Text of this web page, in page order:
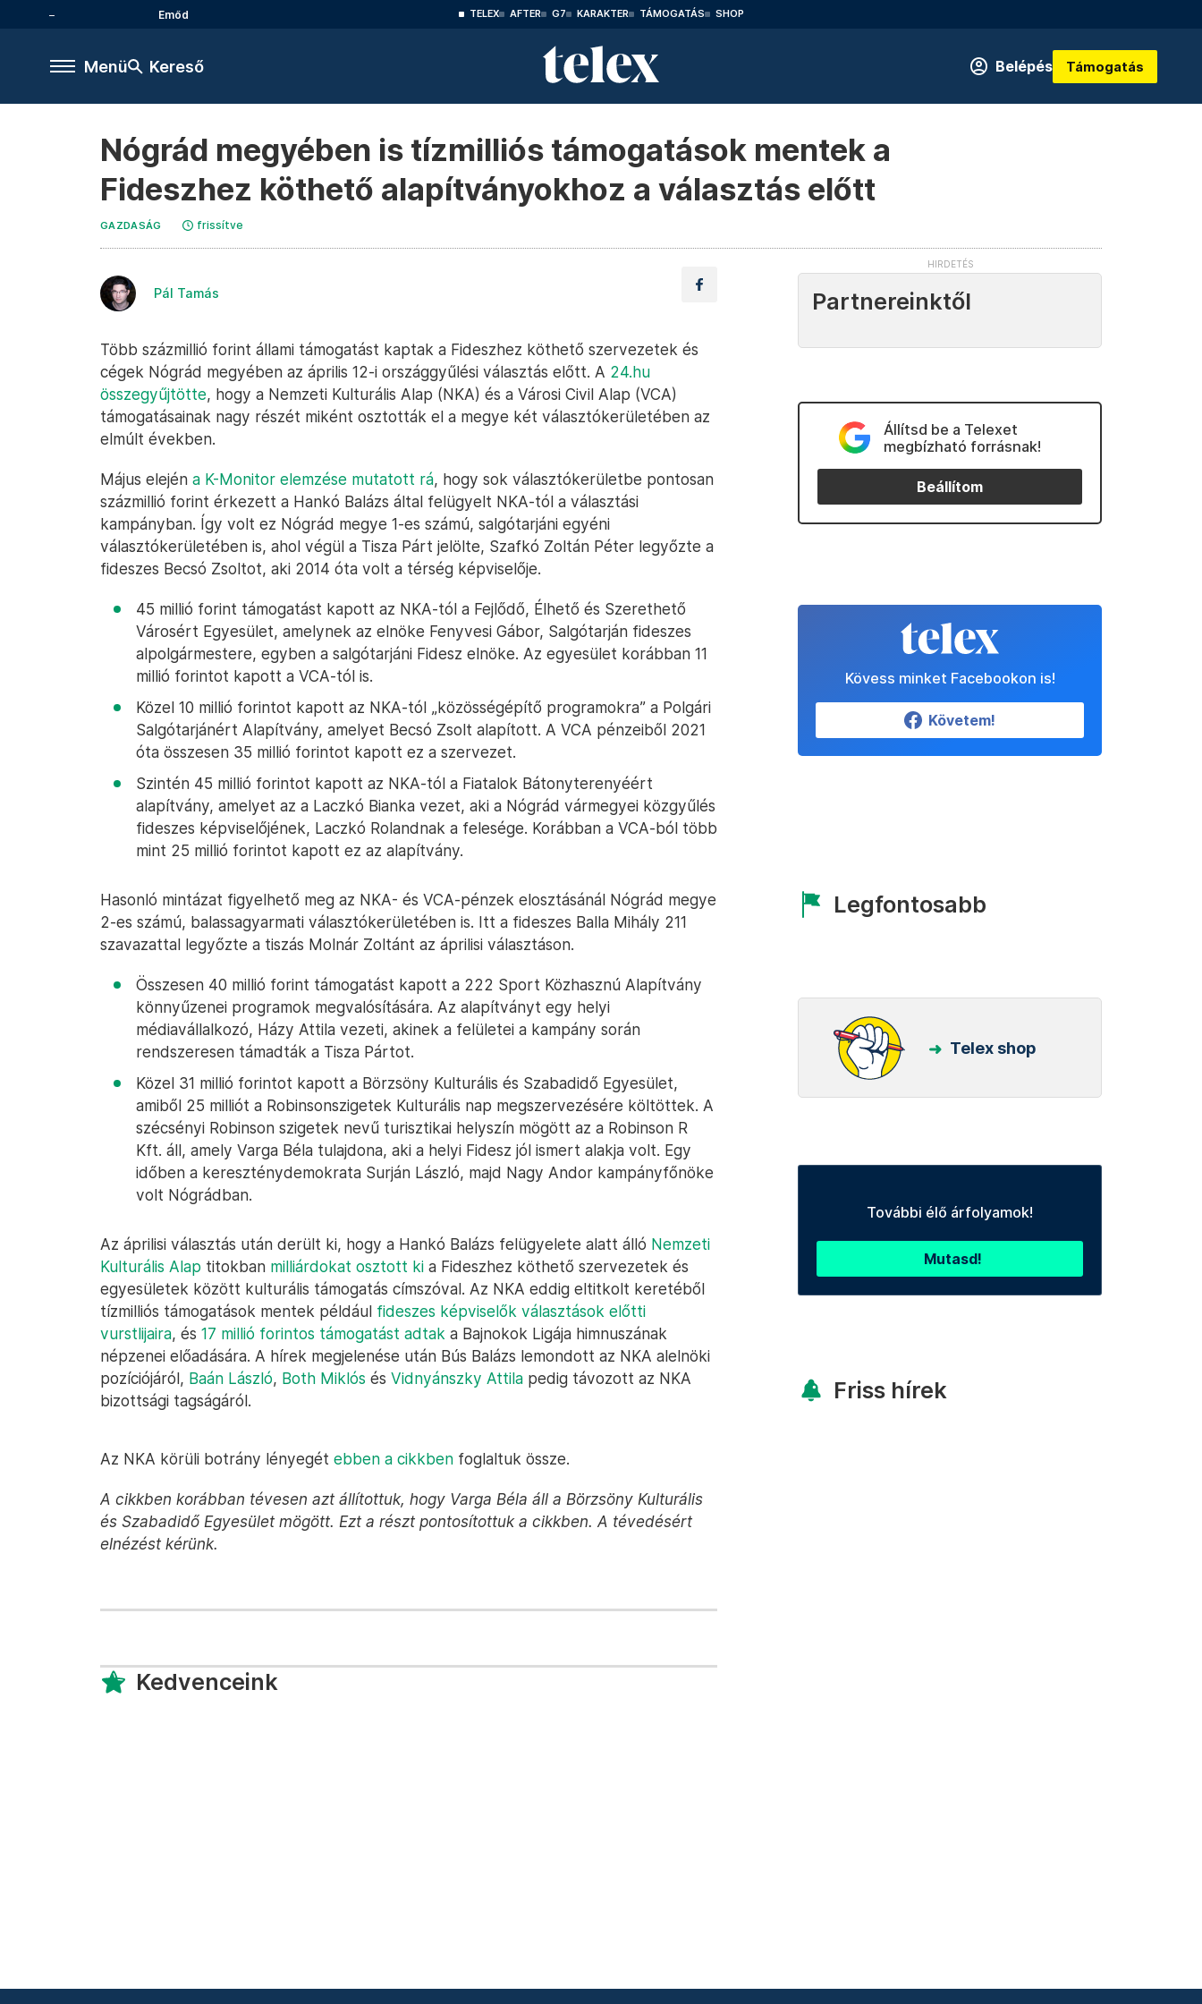
Emőd TELEX AFTER G7 KARAKTER TÁMOGATÁS SHOP
Menü Kereső Belépés Támogatás
Nógrád megyében is tízmilliós támogatások mentek a
Fideszhez köthető alapítványokhoz a választás előtt
GAZDASÁG frissítve
Pál Tamás
Több százmillió forint állami támogatást kaptak a Fideszhez köthető szervezetek és
cégek Nógrád megyében az április 12-i országgyűlési választás előtt. A 24.hu
összegyűjtötte, hogy a Nemzeti Kulturális Alap (NKA) és a Városi Civil Alap (VCA)
támogatásainak nagy részét miként osztották el a megye két választókerületében az
elmúlt években.
Május elején a K-Monitor elemzése mutatott rá, hogy sok választókerületbe pontosan
százmillió forint érkezett a Hankó Balázs által felügyelt NKA-tól a választási
kampányban. Így volt ez Nógrád megye 1-es számú, salgótarjáni egyéni
választókerületében is, ahol végül a Tisza Párt jelölte, Szafkó Zoltán Péter legyőzte a
fideszes Becsó Zsoltot, aki 2014 óta volt a térség képviselője.
45 millió forint támogatást kapott az NKA-tól a Fejlődő, Élhető és Szerethető
Városért Egyesület, amelynek az elnöke Fenyvesi Gábor, Salgótarján fideszes
alpolgármestere, egyben a salgótarjáni Fidesz elnöke. Az egyesület korábban 11
millió forintot kapott a VCA-tól is.
Közel 10 millió forintot kapott az NKA-tól „közösségépítő programokra” a Polgári
Salgótarjánért Alapítvány, amelyet Becsó Zsolt alapított. A VCA pénzeiből 2021
óta összesen 35 millió forintot kapott ez a szervezet.
Szintén 45 millió forintot kapott az NKA-tól a Fiatalok Bátonyterenyéért
alapítvány, amelyet az a Laczkó Bianka vezet, aki a Nógrád vármegyei közgyűlés
fideszes képviselőjének, Laczkó Rolandnak a felesége. Korábban a VCA-ból több
mint 25 millió forintot kapott ez az alapítvány.
Hasonló mintázat figyelhető meg az NKA- és VCA-pénzek elosztásánál Nógrád megye
2-es számú, balassagyarmati választókerületében is. Itt a fideszes Balla Mihály 211
szavazattal legyőzte a tiszás Molnár Zoltánt az áprilisi választáson.
Összesen 40 millió forint támogatást kapott a 222 Sport Közhasznú Alapítvány
könnyűzenei programok megvalósítására. Az alapítványt egy helyi
médiavállalkozó, Házy Attila vezeti, akinek a felületei a kampány során
rendszeresen támadták a Tisza Pártot.
Közel 31 millió forintot kapott a Börzsöny Kulturális és Szabadidő Egyesület,
amiből 25 milliót a Robinsonszigetek Kulturális nap megszervezésére költöttek. A
szécsényi Robinson szigetek nevű turisztikai helyszín mögött az a Robinson R
Kft. áll, amely Varga Béla tulajdona, aki a helyi Fidesz jól ismert alakja volt. Egy
időben a kereszténydemokrata Surján László, majd Nagy Andor kampányfőnöke
volt Nógrádban.
Az áprilisi választás után derült ki, hogy a Hankó Balázs felügyelete alatt álló Nemzeti
Kulturális Alap titokban milliárdokat osztott ki a Fideszhez köthető szervezetek és
egyesületek között kulturális támogatás címszóval. Az NKA eddig eltitkolt keretéből
tízmilliós támogatások mentek például fideszes képviselők választások előtti
vurstlijaira, és 17 millió forintos támogatást adtak a Bajnokok Ligája himnuszának
népzenei előadására. A hírek megjelenése után Bús Balázs lemondott az NKA alelnöki
pozíciójáról, Baán László, Both Miklós és Vidnyánszky Attila pedig távozott az NKA
bizottsági tagságáról.
Az NKA körüli botrány lényegét ebben a cikkben foglaltuk össze.
A cikkben korábban tévesen azt állítottuk, hogy Varga Béla áll a Börzsöny Kulturális
és Szabadidő Egyesület mögött. Ezt a részt pontosítottuk a cikkben. A tévedésért
elnézést kérünk.
Kedvenceink
Partnereinktől
Állítsd be a Telexet
megbízható forrásnak!
Beállítom
Kövess minket Facebookon is!
Követem!
Legfontosabb
Telex shop
További élő árfolyamok!
Mutasd!
Friss hírek